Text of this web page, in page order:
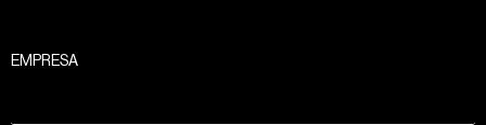
EMPRESA